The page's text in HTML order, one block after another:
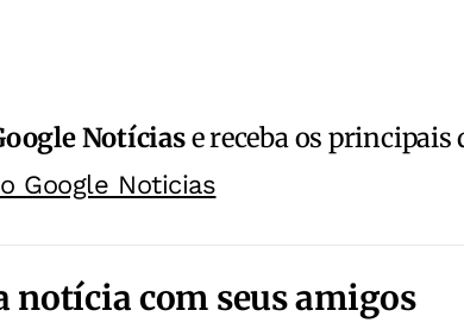
Notíciase receba os principais
Google Noticias
notícia com seus amigos